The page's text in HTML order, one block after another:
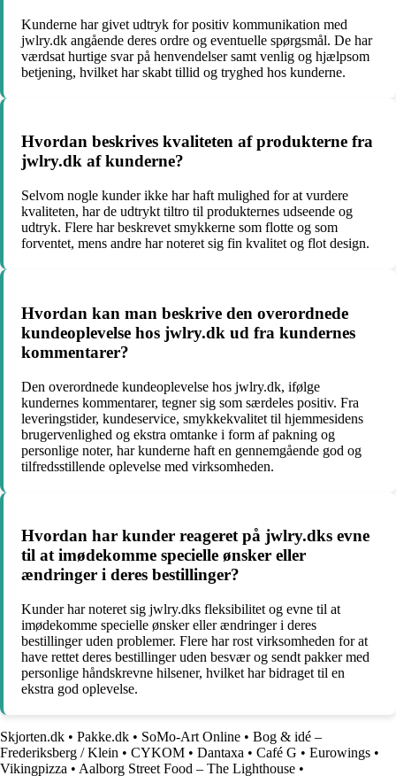
Kunderne har givet udtryk for positiv kommunikation med
jwlry.dk angående deres ordre og eventuelle spørgsmål. De har
værdsat hurtige svar på henvendelser samt venlig og hjælpsom
betjening, hvilket har skabt tillid og tryghed hos kunderne.
Hvordan beskrives kvaliteten af produkterne fra
jwlry.dk af kunderne?
Selvom nogle kunder ikke har haft mulighed for at vurdere
kvaliteten, har de udtrykt tiltro til produkternes udseende og
udtryk. Flere har beskrevet smykkerne som flotte og som
forventet, mens andre har noteret sig fin kvalitet og flot design.
Hvordan kan man beskrive den overordnede
kundeoplevelse hos jwlry.dk ud fra kundernes
kommentarer?
Den overordnede kundeoplevelse hos jwlry.dk, ifølge
kundernes kommentarer, tegner sig som særdeles positiv. Fra
leveringstider, kundeservice, smykkekvalitet til hjemmesidens
brugervenlighed og ekstra omtanke i form af pakning og
personlige noter, har kunderne haft en gennemgående god og
tilfredsstillende oplevelse med virksomheden.
Hvordan har kunder reageret på jwlry.dks evne
til at imødekomme specielle ønsker eller
ændringer i deres bestillinger?
Kunder har noteret sig jwlry.dks fleksibilitet og evne til at
imødekomme specielle ønsker eller ændringer i deres
bestillinger uden problemer. Flere har rost virksomheden for at
have rettet deres bestillinger uden besvær og sendt pakker med
personlige håndskrevne hilsener, hvilket har bidraget til en
ekstra god oplevelse.
Skjorten.dk • Pakke.dk • SoMo-Art Online • Bog & idé –
Frederiksberg / Klein • CYKOM • Dantaxa • Café G • Eurowings •
Vikingpizza • Aalborg Street Food – The Lighthouse •